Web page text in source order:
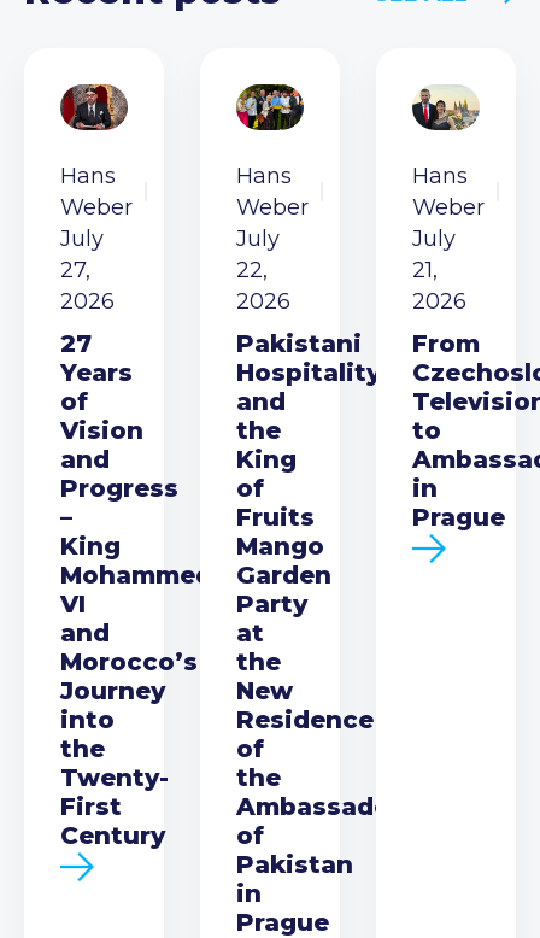
Hans
Weber
July
27,
2026
27
Years
of
Vision
and
Progress
–
King
Mohammed
VI
and
Morocco’s
Journey
into
the
Twenty-
First
Century
Hans
Weber
July
22,
2026
Pakistani
Hospitality
and
the
King
of
Fruits
Mango
Garden
Party
at
the
New
Residence
of
the
Ambassador
of
Pakistan
in
Prague
Hans
Weber
July
21,
2026
From
to
in
Prague